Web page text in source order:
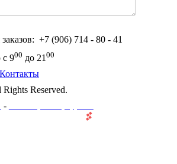
+7 (906) 714 - 80 - 41
с 900 до 21 00
Контакты
Reserved.
-